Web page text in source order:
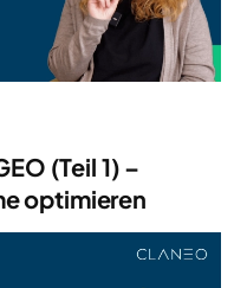
(Teil 1) –
optimieren